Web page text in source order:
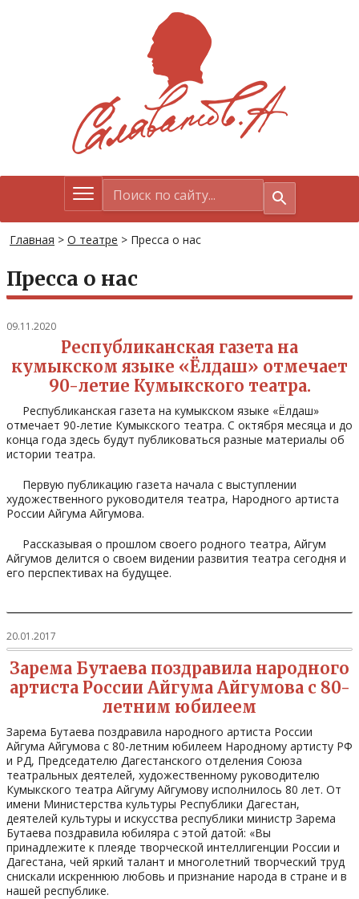
Главная > О театре > Пресса о нас
Пресса о нас
09.11.2020
Республиканская газета на
кумыкском языке «Ёлдаш» отмечает
90-летие Кумыкского театра.
Республиканская газета на кумыкском языке «Ёлдаш»
отмечает 90-летие Кумыкского театра. С октября месяца и до
конца года здесь будут публиковаться разные материалы об
истории театра.
Первую публикацию газета начала с выступлении
художественного руководителя театра, Народного артиста
России Айгума Айгумова.
Рассказывая о прошлом своего родного театра, Айгум
Айгумов делится о своем видении развития театра сегодня и
его перспективах на будущее.
20.01.2017
Зарема Бутаева поздравила народного
артиста России Айгума Айгумова с 80-
летним юбилеем
Зарема Бутаева поздравила народного артиста России
Айгума Айгумова с 80-летним юбилеем Народному артисту РФ
и РД, Председателю Дагестанского отделения Союза
театральных деятелей, художественному руководителю
Кумыкского театра Айгуму Айгумову исполнилось 80 лет. От
имени Министерства культуры Республики Дагестан,
деятелей культуры и искусства республики министр Зарема
Бутаева поздравила юбиляра с этой датой: «Вы
принадлежите к плеяде творческой интеллигенции России и
Дагестана, чей яркий талант и многолетний творческий труд
снискали искреннюю любовь и признание народа в стране и в
нашей республике.